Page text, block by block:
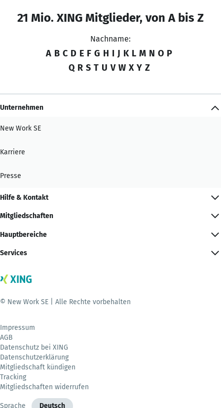
21 Mio. XING Mitglieder, von A bis Z
Nachname:
A B C D E F G H I J K L M N O P
Q R S T U V W X Y Z
Unternehmen
New Work SE
Karriere
Presse
Hilfe & Kontakt
Mitgliedschaften
Hauptbereiche
Services
© New Work SE | Alle Rechte vorbehalten
Impressum
AGB
Datenschutz bei XING
Datenschutzerklärung
Mitgliedschaft kündigen
Tracking
Mitgliedschaften widerrufen
Sprache Deutsch